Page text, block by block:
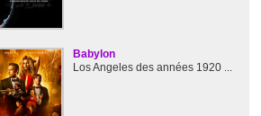
Babylon
Los Angeles des années 1920 ...